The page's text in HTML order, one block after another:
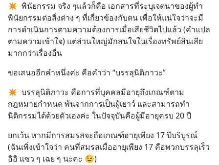
✴  พินัยกรรม จริง ๆแล้วก็คือ เอกสารที่ระบุเจตนาของผู้ทำ
พินัยกรรมต่อสิ่งต่าง ๆ ที่เกี่ยวข้องกับตน เพื่อให้แน่ใจว่าจะมี
การดำเนินการตามความต้องการเมื่อเสียชีวิตไปแล้ว (คำแปล
ตามความเข้าใจ) แต่ส่วนใหญ่มักสนใจในเรื่องทรัพย์สินเสีย
มากกว่าเรื่องอื่น
ขอเสนออีกคำหนึ่งค่ะ คือคำว่า “บรรลุนิติภาวะ”
✴  บรรลุนิติภาวะ คือการที่บุคคลมีอายุถึงเกณฑ์ตาม
กฎหมายกำหนด พ้นจากการเป็นผู้เยาว์ และสามารถทำ
นิติกรรมได้ด้วยตัวเองค่ะ ในปัจจุบันคือผู้มีอายุครบ 20 ปี
ยกเว้น หากมีการสมรสจะถือเกณฑ์อายุเพียง 17 ปีบริบูรณ์
(ฉันเพิ่งเข้าใจว่า คนที่สมรสเมื่ออายุเพียง 17 คือพวกบรรลุเร็ว
อิอิ แซว ๆ เฉย ๆ นะคะ 😉)